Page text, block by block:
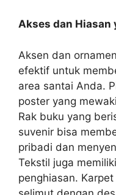
Akses dan Hiasan
Aksen dan
efektif untuk
area santai Anda.
poster yang
Rak buku yang
suvenir bisa
pribadi dan
Tekstil juga
penghiasan.